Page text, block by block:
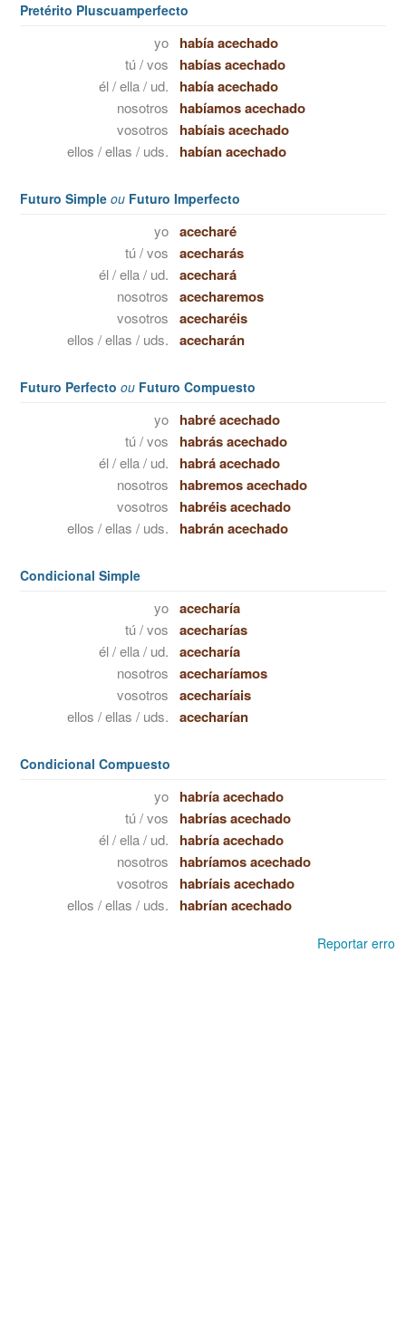
Pretérito Pluscuamperfecto
yo había acechado
tú / vos habías acechado
él / ella / ud. había acechado
nosotros habíamos acechado
vosotros habíais acechado
ellos / ellas / uds. habían acechado
Futuro Simple ou Futuro Imperfecto
yo acecharé
tú / vos acecharás
él / ella / ud. acechará
nosotros acecharemos
vosotros acecharéis
ellos / ellas / uds. acecharán
Futuro Perfecto ou Futuro Compuesto
yo habré acechado
tú / vos habrás acechado
él / ella / ud. habrá acechado
nosotros habremos acechado
vosotros habréis acechado
ellos / ellas / uds. habrán acechado
Condicional Simple
yo acecharía
tú / vos acecharías
él / ella / ud. acecharía
nosotros acecharíamos
vosotros acecharíais
ellos / ellas / uds. acecharían
Condicional Compuesto
yo habría acechado
tú / vos habrías acechado
él / ella / ud. habría acechado
nosotros habríamos acechado
vosotros habríais acechado
ellos / ellas / uds. habrían acechado
Reportar erro